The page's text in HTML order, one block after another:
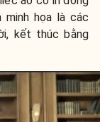
minh họa là các
kết thúc bằng